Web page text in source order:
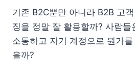
기존 B2C뿐만 아니라 B2B 고
징을 정말 잘 활용할까? 사람들
소통하고 자기 계정으로 뭔가
을까?